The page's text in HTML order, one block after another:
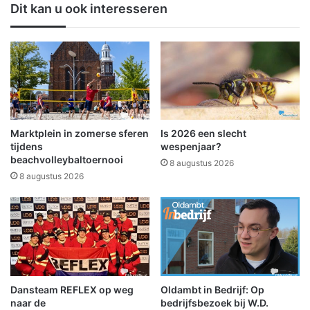
a
r
t
i
j
o
p
e
n
t
n
i
u
w
k
a
n
t
o
o
u
w
u
i
t
B
a
d
N
i
e
u
e
s
c
h
a
n
s
t
Dit kan u ook interesseren
Marktplein in zomerse sferen
tijdens
beachvolleybaltoernooi
8 augustus 2026
Is 2026 een slecht
wespenjaar?
8 augustus 2026
Dansteam REFLEX op weg
naar de
Oldambt in Bedrijf: Op
bedrijfsbezoek bij W.D.